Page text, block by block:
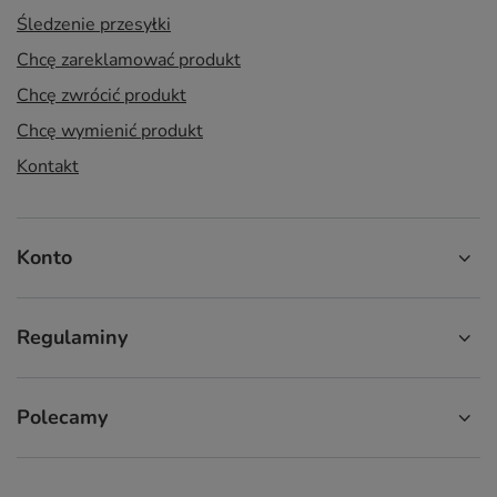
Śledzenie przesyłki
Chcę zareklamować produkt
Chcę zwrócić produkt
Chcę wymienić produkt
Kontakt
Konto
Regulaminy
Polecamy